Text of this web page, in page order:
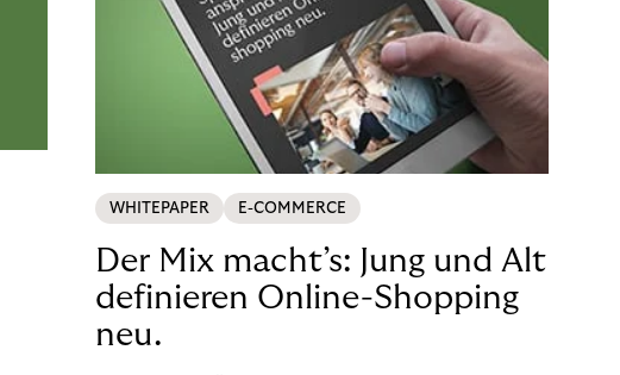
WHITEPAPER E-COMMERCE
Der Mix macht’s: Jung und Alt
definieren Online-Shopping
neu.